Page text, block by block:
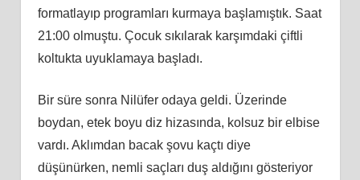
formatlayıp programları kurmaya başlamıştık. Saat
21:00 olmuştu. Çocuk sıkılarak karşımdaki çiftli
koltukta uyuklamaya başladı.
Bir süre sonra Nilüfer odaya geldi. Üzerinde
boydan, etek boyu diz hizasında, kolsuz bir elbise
vardı. Aklımdan bacak şovu kaçtı diye
düşünürken, nemli saçları duş aldığını gösteriyor